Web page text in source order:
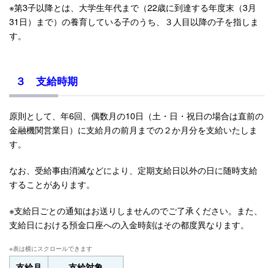
※第3子以降とは、大学生年代まで（22歳に到達する年度末（3月
31日）まで）の養育している子のうち、３人目以降の子を指しま
す。
３ 支給時期
原則として、年6回、偶数月の10日（土・日・祝日の場合は直前の
金融機関営業日）に支給月の前月までの２か月分を支給いたしま
す。
なお、受給事由消滅などにより、定期支給日以外の日に随時支給
することがあります。
※支給日ごとの通知はお送りしませんのでご了承ください。また、
支給日における預金口座への入金時刻はその都度異なります。